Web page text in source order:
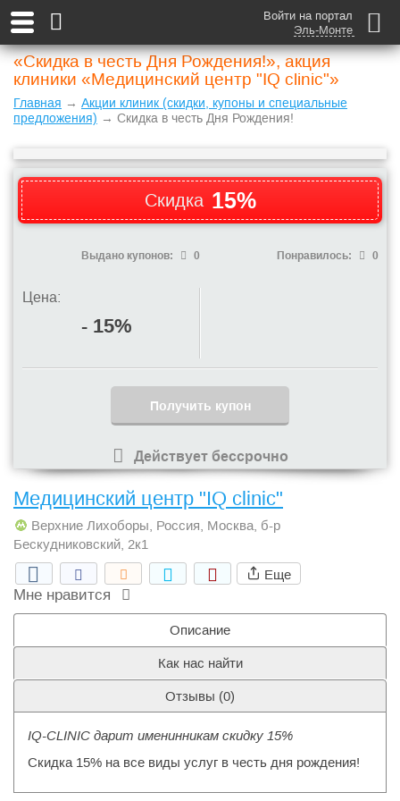
Войти на портал
Эль-Монте
«Скидка в честь Дня Рождения!», акция
клиники «Медицинский центр "IQ clinic"»
Главная → Акции клиник (скидки, купоны и специальные
предложения) → Скидка в честь Дня Рождения!
Скидка 15%
Выдано купонов: 0 Понравилось: 0
Цена:
- 15%
Получить купон
Действует бессрочно
Медицинский центр "IQ clinic"
Верхние Лихоборы, Россия, Москва, б-р
Бескудниковский, 2к1
Еще
Мне нравится
Описание
Как нас найти
Отзывы (0)
IQ-CLINIC дарит именинникам скидку 15%
Скидка 15% на все виды услуг в честь дня рождения!